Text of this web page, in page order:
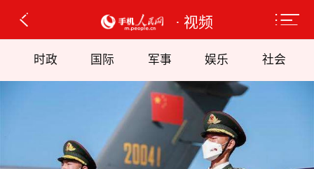
· 视频
时政 国际 军事 娱乐 社会